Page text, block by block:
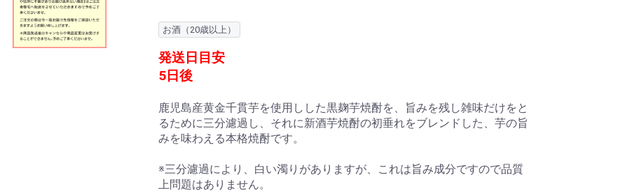
お酒（20歳以上）
発送日目安
5日後
鹿児島産黄金千貫芋を使用しした黒麹芋焼酎を、旨みを残し雑味だけをと
るために三分濾過し、それに新酒芋焼酎の初垂れをブレンドした、芋の旨
みを味わえる本格焼酎です。
※三分濾過により、白い濁りがありますが、これは旨み成分ですので品質
上問題はありません。